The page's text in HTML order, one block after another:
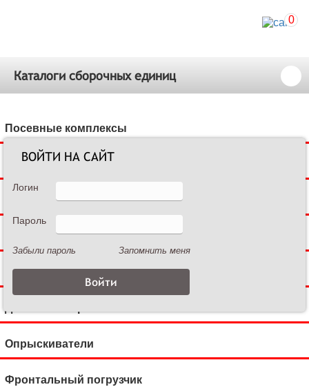
0
Каталоги сборочных единиц
Посевные комплексы
Сеялки зерновые
Сеялки пропашные
Культиваторы междурядные
Культиваторы сплошной обработки
Опрыскиватели
Фронтальный погрузчик
ВОЙТИ НА САЙТ
Логин
Пароль
Забыли пароль Запомнить меня